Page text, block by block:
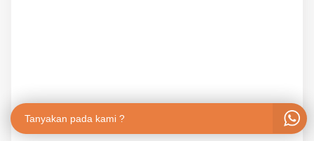
Tanyakan pada kami ?